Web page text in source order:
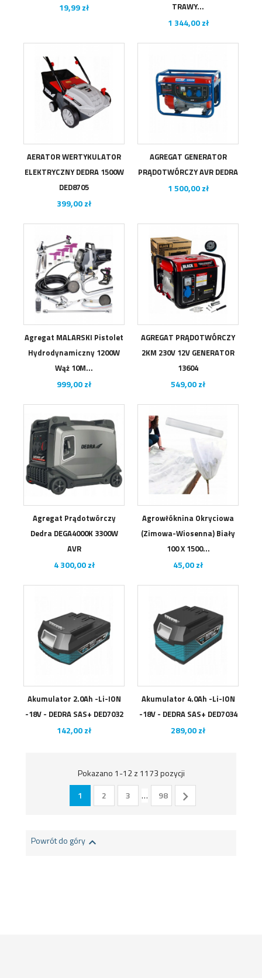
Cena
19,99 zł
TRAWY...
Cena
1 344,00 zł
AERATOR WERTYKULATOR
ELEKTRYCZNY DEDRA 1500W
DED8705
Cena
399,00 zł
AGREGAT GENERATOR
PRĄDOTWÓRCZY AVR DEDRA
Cena
1 500,00 zł
Agregat MALARSKI Pistolet
Hydrodynamiczny 1200W
Wąż 10M...
Cena
999,00 zł
AGREGAT PRĄDOTWÓRCZY
2KM 230V 12V GENERATOR
13604
Cena
549,00 zł
Agregat Prądotwórczy
Dedra DEGA4000K 3300W
AVR
Cena
4 300,00 zł
Agrowłóknina Okryciowa
(zimowa-Wiosenna) Biały
100 X 1500...
Cena
45,00 zł
Akumulator 2.0Ah -Li-ION
-18V - DEDRA SAS+ DED7032
Cena
142,00 zł
Akumulator 4.0Ah -Li-ION
-18V - DEDRA SAS+ DED7034
Cena
289,00 zł
Pokazano 1-12 z 1173 pozycji
1
2 3 … 98 
Powrót do góry 